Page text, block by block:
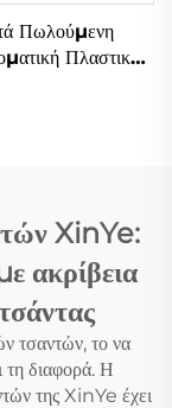
Πωλούμενη
Πλαστική
XinYe:
ακρίβεια
τσαντών, το να
τη διαφορά. Η
της XinYe έχει